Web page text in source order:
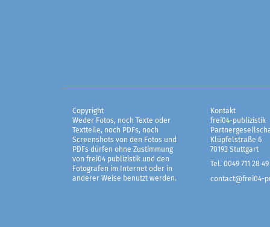
Copyright
Weder Fotos, noch Texte oder
Textteile, noch PDFs, noch
Screenshots von den Fotos und
PDFs dürfen ohne Zustimmung
von frei04 publizistik und den
Fotografen im Internet oder in
anderer Weise benutzt werden.
Kontakt
frei04-publizistik
Klüpfelstraße 6
70193 Stuttgart
Tel. 0049 711 28 49
contact@frei04-